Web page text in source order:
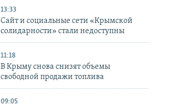
13:33
Сайт и социальные сети «Крымской
солидарности» стали недоступны
11:18
В Крыму снова снизят объемы
свободной продажи топлива
09:05